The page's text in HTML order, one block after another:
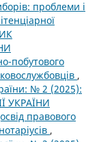
проблеми і
побутового
,
№ 2 (2025):
УКРАЇНИ
правового
,